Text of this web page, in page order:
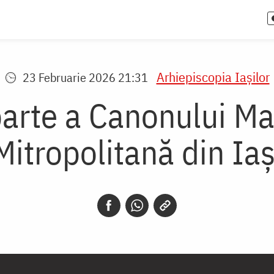
23 Februarie 2026 21:31 Arhiepiscopia Iaşilor
a Canonului
din